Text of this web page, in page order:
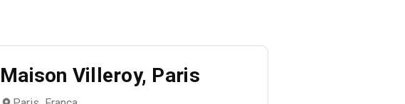
Maison Villeroy, Paris